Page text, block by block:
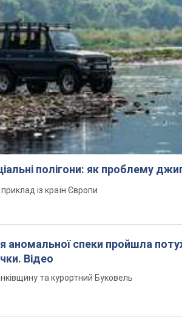
полігони: як проблему
із країн Європи
аномальної спеки пройшла
Відео
та курортний Буковель